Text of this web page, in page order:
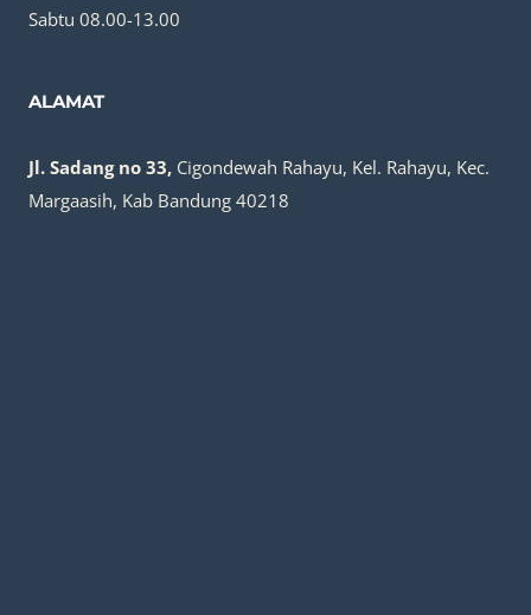
Sabtu 08.00-13.00
ALAMAT
Jl. Sadang no 33, Cigondewah Rahayu, Kel. Rahayu, Kec.
Margaasih, Kab Bandung 40218